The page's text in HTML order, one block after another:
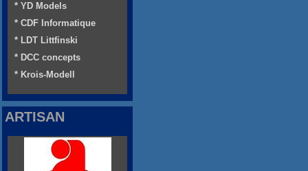
* YD Models
* CDF Informatique
* LDT Littfinski
* DCC concepts
* Krois-Modell
ARTISAN